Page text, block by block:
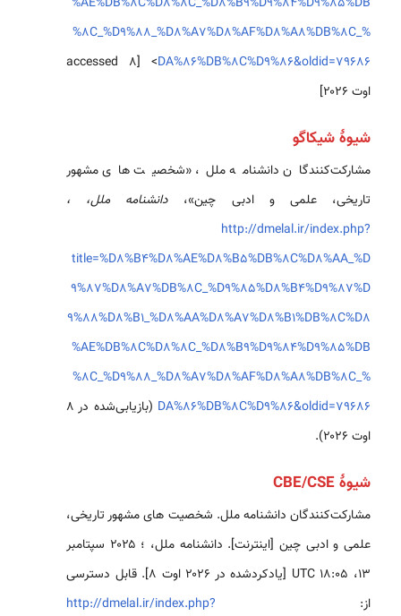
%8C_%D9%88_%D8%A7%D8%AF%D8%A8%DB%8C_%
DA%86%DB%8C%D9%86&oldid=79686
> [accessed ۸
اوت ۲۰۲۶]
شیوهٔ شیکاگو
مشارکت‌کنندگان دانشنامه ملل، «شخصیت های مشهور
تاریخی، علمی و ادبی چین»، دانشنامه ملل، ،
http://dmelal.ir/index.php?
title=%D8%B4%D8%AE%D8%B5%DB%8C%D8%AA_%D
9%87%D8%A7%DB%8C_%D9%85%D8%B4%D9%87%D
9%88%D8%B1_%D8%AA%D8%A7%D8%B1%DB%8C%D8
%AE%DB%8C%D8%8C_%D8%B9%D9%84%D9%85%DB
%8C_%D9%88_%D8%A7%D8%AF%D8%A8%DB%8C_%
DA%86%DB%8C%D9%86&oldid=79686
(بازیابی‌شده در ۸
اوت ۲۰۲۶).
شیوهٔ CBE/CSE
مشارکت‌کنندگان دانشنامه ملل. شخصیت های مشهور تاریخی،
علمی و ادبی چین [اینترنت]. دانشنامه ملل، ؛ ۲۰۲۵ سپتامبر
۱۳، ‏۱۸:۰۵ UTC [یادکردشده در ۲۰۲۶ اوت ۸]. قابل دسترسی
از: http://dmelal.ir/index.php?